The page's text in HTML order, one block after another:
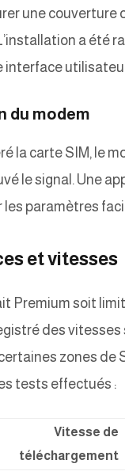
une couverture
a été
interface
du modem
la carte SIM, le
le signal. Une
les paramètres
et vitesses
Premium soit
des
zones de
tests effectués :
Vitesse de
téléchargement